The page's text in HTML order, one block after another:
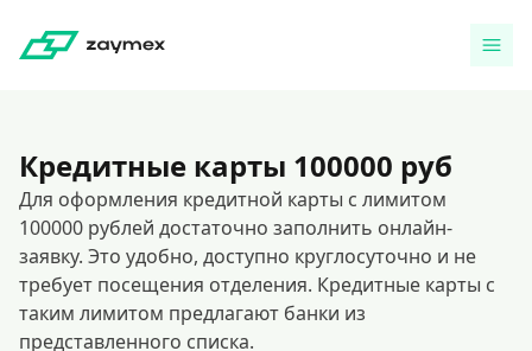
Кредитные карты 100000 руб
Для оформления кредитной карты с лимитом
100000 рублей достаточно заполнить онлайн-
заявку. Это удобно, доступно круглосуточно и не
требует посещения отделения. Кредитные карты с
таким лимитом предлагают банки из
представленного списка.